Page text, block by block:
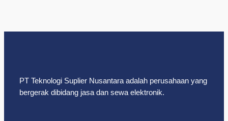
PT Teknologi Suplier Nusantara adalah perusahaan yang
bergerak dibidang jasa dan sewa elektronik.